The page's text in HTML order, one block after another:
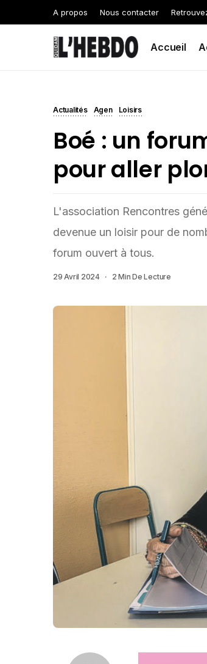
A propos Nous contacter
Accueil
Actualités Agen Loisirs
Boé : un
pour aller
L'association Rencontres
devenue un loisir pour de
forum ouvert à tous.
29 Avril 2024 2 Min De Lecture